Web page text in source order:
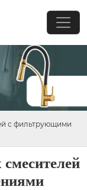
с фильтрующими